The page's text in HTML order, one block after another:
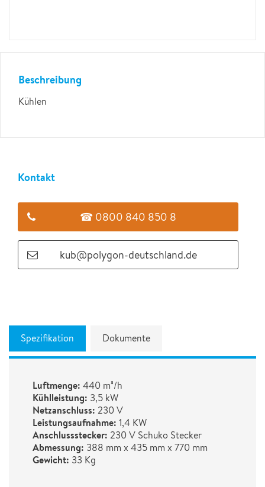
Beschreibung
Kühlen
Kontakt
☎ 0800 840 850 8
kub@polygon-deutschland.de
Spezifikation Dokumente
Luftmenge: 440 m³/h
Kühlleistung: 3,5 kW
Netzanschluss: 230 V
Leistungsaufnahme: 1,4 KW
Anschlussstecker: 230 V Schuko Stecker
Abmessung: 388 mm x 435 mm x 770 mm
Gewicht: 33 Kg